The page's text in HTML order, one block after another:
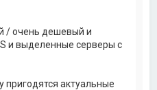
/ очень дешевый и
и выделенные серверы с
пригодятся актуальные